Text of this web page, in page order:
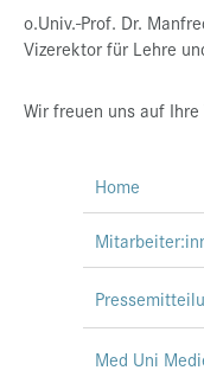
o.Univ.-Prof. Dr.
Vizerektor für Lehre
Wir freuen uns auf Ihre
Home
Med Uni